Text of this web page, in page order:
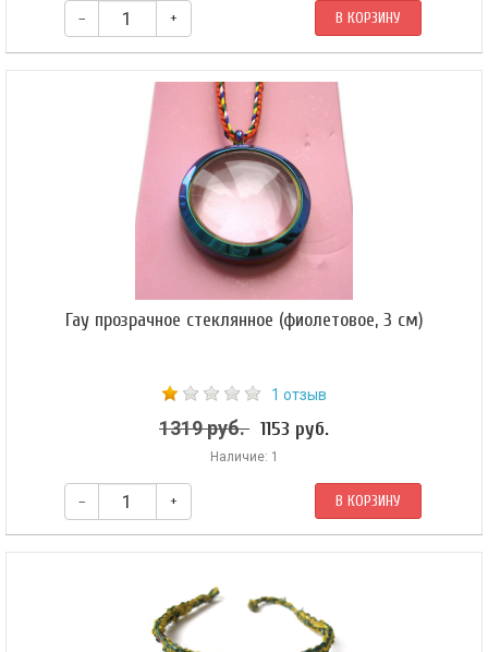
– + В КОРЗИНУ
Центральная бусина Дзи — 9-глазая с рисунком «Черепаха». Ее
поддерживают 8мм бусины из байкальского нефрита. Браслет собран на
эластичной силиконовой резинке, которая позволяет легко снимать и
надевать амулет. Пожалуйста, при заказе укажите обхват запястья, для
которого предназначается амулет. Мастер подгонит браслет по вашему
размеру. По вашему заказу мастер может изготовить этот амулет с
другим креплением.
Гау прозрачное стеклянное (фиолетовое, 3 см)
1 отзыв
1319 руб. 1153 руб.
Наличие: 1
– + В КОРЗИНУ
Эта прозрачная амулетница состоит из двух завинчивающихся друг в
амулетницы реликвию или изображение и иметь возможность созерцать
их в любой момент времени.